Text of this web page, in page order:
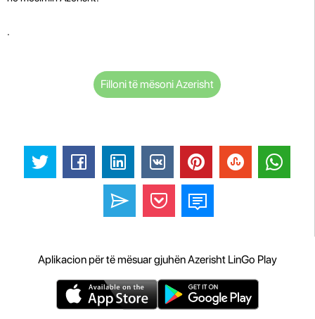
.
Filloni të mësoni Azerisht
Aplikacion për të mësuar gjuhën Azerisht LinGo Play